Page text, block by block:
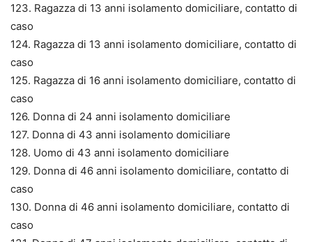
123. Ragazza di 13 anni isolamento domiciliare, contatto di
caso
124. Ragazza di 13 anni isolamento domiciliare, contatto di
caso
125. Ragazza di 16 anni isolamento domiciliare, contatto di
caso
126. Donna di 24 anni isolamento domiciliare
127. Donna di 43 anni isolamento domiciliare
128. Uomo di 43 anni isolamento domiciliare
129. Donna di 46 anni isolamento domiciliare, contatto di
caso
130. Donna di 46 anni isolamento domiciliare, contatto di
caso